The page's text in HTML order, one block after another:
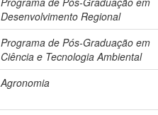
Desenvolvimento Regional
Programa de Pós-Graduação em
Ciência e Tecnologia Ambiental
Agronomia